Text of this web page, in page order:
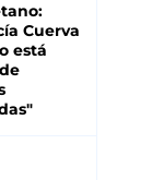
Cuerva
está